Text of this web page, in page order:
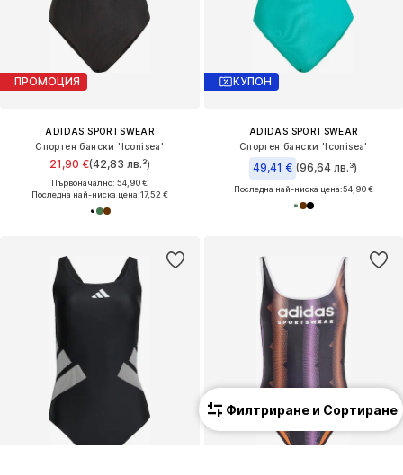
ПРОМОЦИЯ
ADIDAS SPORTSWEAR
Спортен бански 'Iconisea'
21,90 €(42,83 лв.³)
Първоначално: 54,90 €
Последна най-ниска цена:17,52 €
КУПОН
ADIDAS SPORTSWEAR
Спортен бански 'Iconisea'
49,41 € (96,64 лв.³)
Последна най-ниска цена:54,90 €
Филтриране и Сортиране